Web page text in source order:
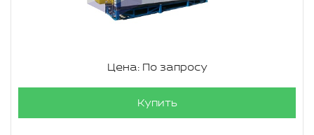
Цена: По запросу
Купить